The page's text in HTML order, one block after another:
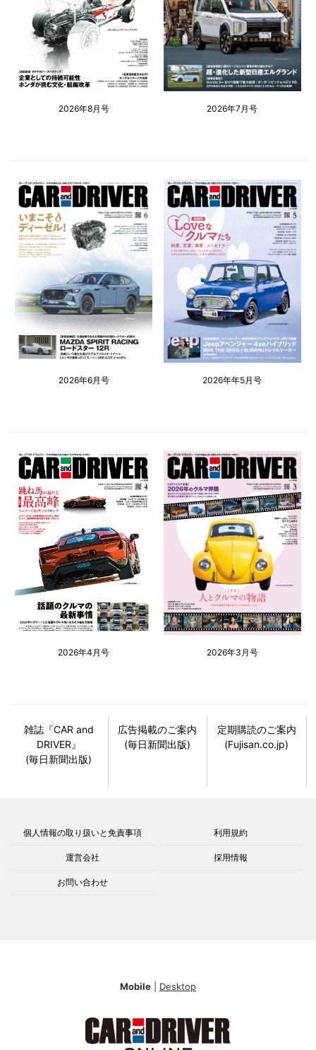
2026年8月号 2026年7月号
2026年6月号 2026年年5月号
2026年4月号 2026年3月号
雑誌『CAR and
DRIVER』
(毎日新聞出版)
広告掲載のご案内
(毎日新聞出版)
定期購読のご案内
(Fujisan.co.jp)
個人情報の取り扱いと免責事項 利用規約
運営会社 採用情報
お問い合わせ
Mobile Desktop